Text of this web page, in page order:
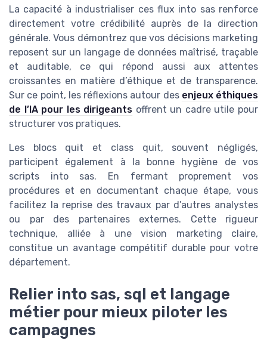
La capacité à industrialiser ces flux into sas renforce
directement votre crédibilité auprès de la direction
générale. Vous démontrez que vos décisions marketing
reposent sur un langage de données maîtrisé, traçable
et auditable, ce qui répond aussi aux attentes
croissantes en matière d’éthique et de transparence.
Sur ce point, les réflexions autour des enjeux éthiques
de l’IA pour les dirigeants offrent un cadre utile pour
structurer vos pratiques.
Les blocs quit et class quit, souvent négligés,
participent également à la bonne hygiène de vos
scripts into sas. En fermant proprement vos
procédures et en documentant chaque étape, vous
facilitez la reprise des travaux par d’autres analystes
ou par des partenaires externes. Cette rigueur
technique, alliée à une vision marketing claire,
constitue un avantage compétitif durable pour votre
département.
Relier into sas, sql et langage
métier pour mieux piloter les
campagnes